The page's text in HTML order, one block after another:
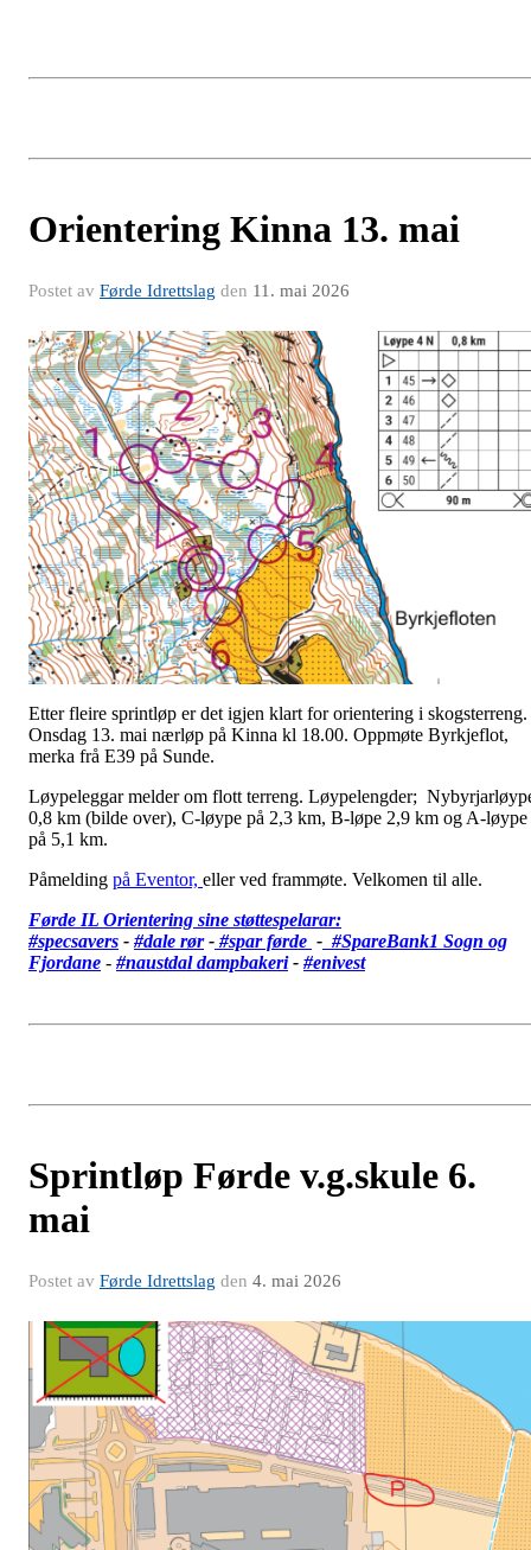
Orientering Kinna 13. mai
Postet av Førde Idrettslag den 11. mai 2026
Etter fleire sprintløp er det igjen klart for orientering i skogsterreng.
Onsdag 13. mai nærløp på Kinna kl 18.00. Oppmøte Byrkjeflot,
merka frå E39 på Sunde.
Løypeleggar melder om flott terreng. Løypelengder;
0,8 km (bilde over), C-løype på 2,3 km, B-løpe 2,9 km og A-løype
på 5,1 km.
Påmelding på Eventor, eller ved frammøte. Velkomen til alle.
Førde IL Orientering sine støttespelarar:
#specsavers - #dale rør- #spar førde - #SpareBank1 Sogn og
Fjordane - #naustdal dampbakeri - #enivest
Sprintløp Førde v.g.skule 6.
mai
Postet av Førde Idrettslag den 4. mai 2026